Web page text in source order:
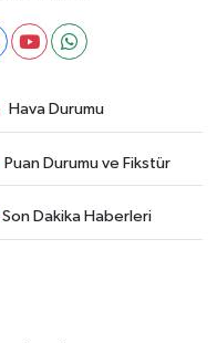
Hava Durumu
Puan Durumu ve Fikstür
Son Dakika Haberleri